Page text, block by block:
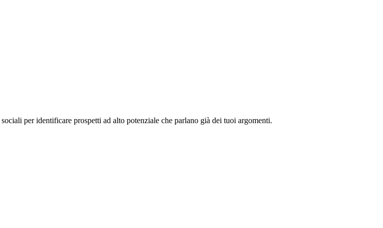
per identificare prospetti ad alto potenziale che parlano già dei tuoi argomenti.